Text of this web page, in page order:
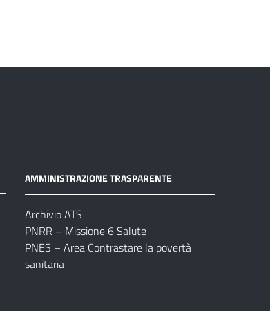
AMMINISTRAZIONE TRASPARENTE
Archivio ATS
PNRR – Missione 6 Salute
PNES – Area Contrastare la povertà
sanitaria